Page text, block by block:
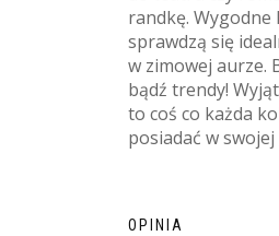
randkę. Wygodne
sprawdzą się
w zimowej aurze.
bądź trendy!
to coś co każda
posiadać w
OPINIA